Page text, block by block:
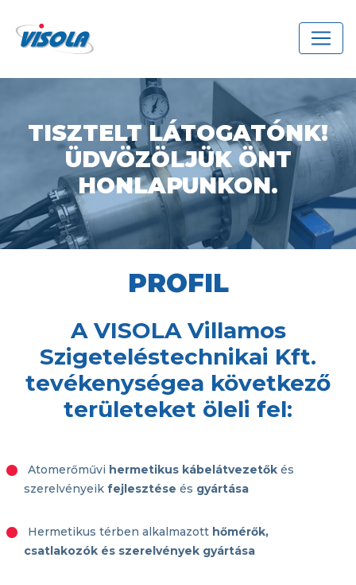
TISZTELT LÁTOGATÓNK!
ÜDVÖZÖLJÜK ÖNT
HONLAPUNKON.
PROFIL
A VISOLA Villamos
Szigeteléstechnikai Kft.
tevékenységea következő
területeket öleli fel:
Atomerőművi hermetikus kábelátvezetők és
szerelvényeik fejlesztése és gyártása
Hermetikus térben alkalmazott hőmérők,
csatlakozók és szerelvények gyártása